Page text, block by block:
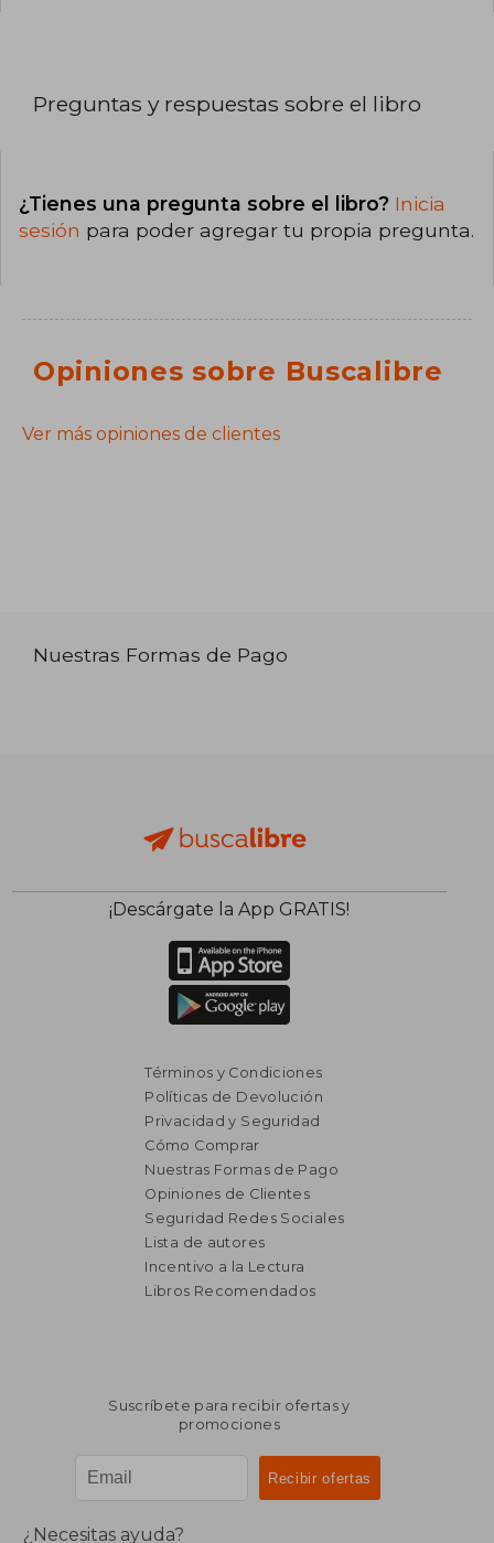
Preguntas y respuestas sobre el libro
¿Tienes una pregunta sobre el libro? Inicia
sesión para poder agregar tu propia pregunta.
Opiniones sobre Buscalibre
Ver más opiniones de clientes
Nuestras Formas de Pago
¡Descárgate la App GRATIS!
Términos y Condiciones
Políticas de Devolución
Privacidad y Seguridad
Cómo Comprar
Nuestras Formas de Pago
Opiniones de Clientes
Seguridad Redes Sociales
Lista de autores
Incentivo a la Lectura
Libros Recomendados
Suscríbete para recibir ofertas y
promociones
¿Necesitas ayuda?